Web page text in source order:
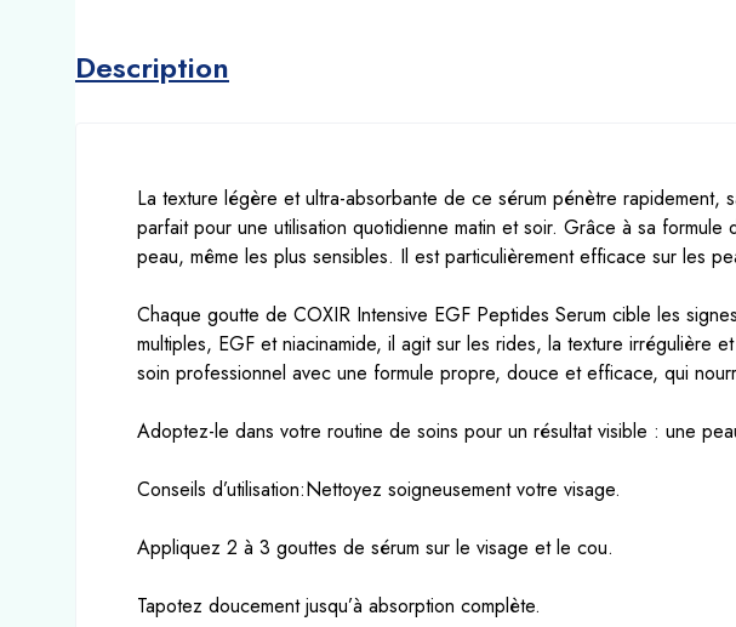
Description
La texture légère et ultra-absorbante de ce sérum pénètre
parfait pour une utilisation quotidienne matin et soir. Grâce à sa
peau, même les plus sensibles. Il est particulièrement efficace sur les
Chaque goutte de COXIR Intensive EGF Peptides Serum cible les
multiples, EGF et niacinamide, il agit sur les rides, la texture irrégulière
soin professionnel avec une formule propre, douce et efficace, qui
Adoptez-le dans votre routine de soins pour un résultat visible : une
Conseils d’utilisation:Nettoyez soigneusement votre visage.
Appliquez 2 à 3 gouttes de sérum sur le visage et le cou.
Tapotez doucement jusqu’à absorption complète.